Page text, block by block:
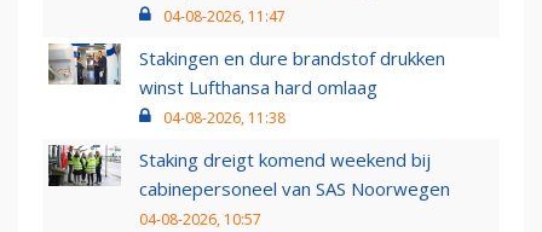
04-08-2026, 11:47
Stakingen en dure brandstof drukken
winst Lufthansa hard omlaag
04-08-2026, 11:38
Staking dreigt komend weekend bij
cabinepersoneel van SAS Noorwegen
04-08-2026, 10:57